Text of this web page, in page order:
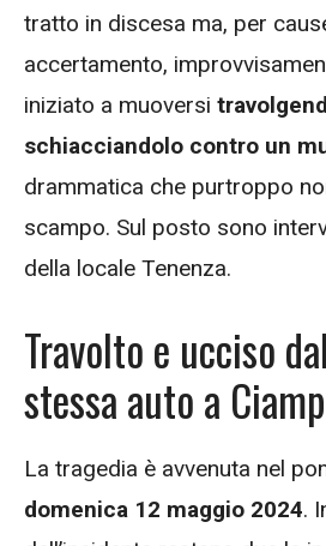
tratto in discesa ma, per
accertamento,
iniziato a muoversi
schiacciandolo contro un
drammatica che purtroppo
scampo. Sul posto sono
della locale Tenenza.
Travolto e ucciso
stessa auto a
La tragedia è avvenuta nel
domenica 12 maggio 2024.